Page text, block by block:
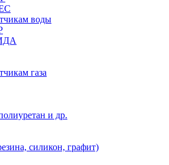
воды
газа
и др.
силикон, графит)